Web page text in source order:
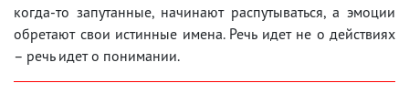
когда-то запутанные, начинают распутываться, а эмоции
обретают свои истинные имена. Речь идет не о действиях
– речь идет о понимании.